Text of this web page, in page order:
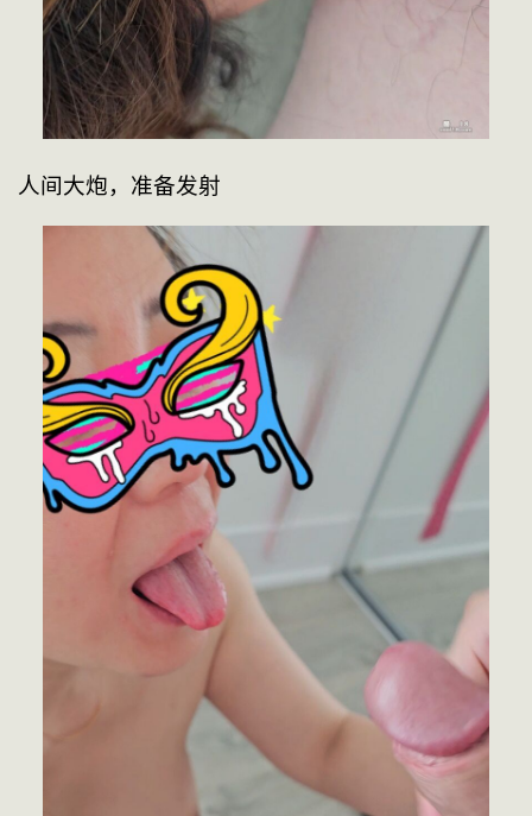
人间大炮，准备发射